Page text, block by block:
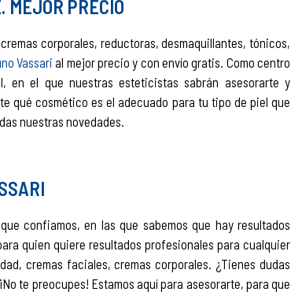
MEJOR PRECIO
corporales, reductoras, desmaquillantes, tónicos,
Vassari al mejor precio y con envío gratis. Como centro
en el que nuestras esteticistas sabrán asesorarte y
qué cosmético es el adecuado para tu tipo de piel que
nuestras novedades.
confiamos, en las que sabemos que hay resultados
quien quiere resultados profesionales para cualquier
cremas faciales, cremas corporales. ¿Tienes dudas
te preocupes! Estamos aquí para asesorarte, para que